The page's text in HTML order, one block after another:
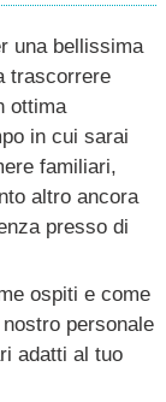
una bellissima
trascorrere
ottima
in cui sarai
familiari,
altro ancora
presso di
ospiti e come
personale
adatti al tuo